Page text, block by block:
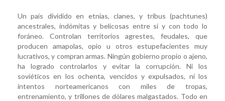
Un país dividido en etnias, clanes, y tribus (pachtunes)
ancestrales, indómitas y belicosas entre sí y con todo lo
foráneo. Controlan territorios agrestes, feudales, que
producen amapolas, opio u otros estupefacientes muy
lucrativos, y compran armas. Ningún gobierno propio o ajeno,
ha logrado controlarlos y evitar la corrupción. Ni los
soviéticos en los ochenta, vencidos y expulsados, ni los
intentos norteamericanos con miles de tropas,
entrenamiento, y trillones de dólares malgastados. Todo en